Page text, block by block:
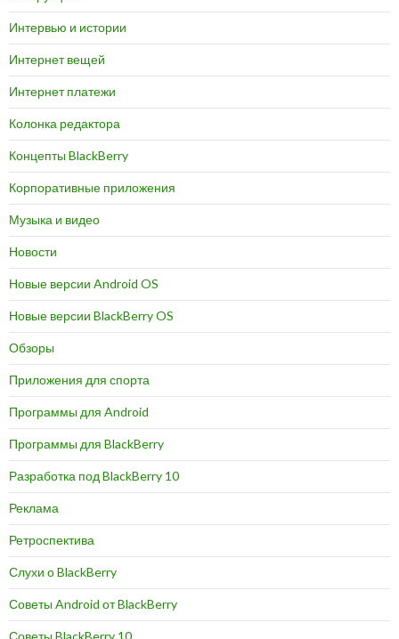
Интервью и истории
Интернет вещей
Интернет платежи
Колонка редактора
Концепты BlackBerry
Корпоративные приложения
Музыка и видео
Новости
Новые версии Android OS
Новые версии BlackBerry OS
Обзоры
Приложения для спорта
Программы для Android
Программы для BlackBerry
Разработка под BlackBerry 10
Реклама
Ретроспектива
Слухи о BlackBerry
Советы Android от BlackBerry
Советы BlackBerry 10